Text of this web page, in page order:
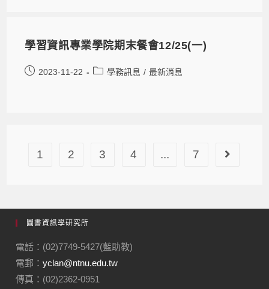
學習資訊專業學院期末餐會12/25(一)
2023-11-22 學務訊息 / 最新消息
1 2 3 4 ... 7
圖書資訊學研究所
電話：(02)7749-5427(藍助教)
電郵：yclan@ntnu.edu.tw
傳真：(02)2362-0951